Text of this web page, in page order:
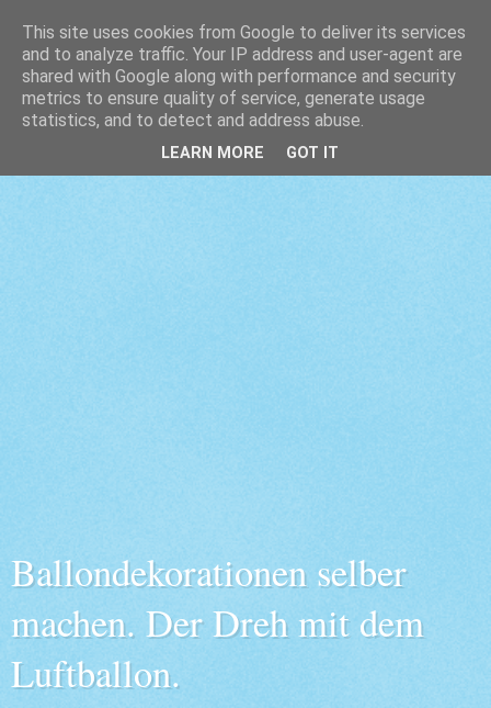
Ballondekorationen selber
machen. Der Dreh mit dem
Luftballon.
This site uses cookies from Google to deliver its services
and to analyze traffic. Your IP address and user-agent are
shared with Google along with performance and security
metrics to ensure quality of service, generate usage
statistics, and to detect and address abuse.
LEARN MORE GOT IT